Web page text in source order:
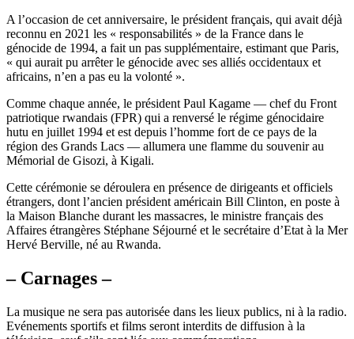
A l’occasion de cet anniversaire, le président français, qui avait déjà
reconnu en 2021 les « responsabilités » de la France dans le
génocide de 1994, a fait un pas supplémentaire, estimant que Paris,
« qui aurait pu arrêter le génocide avec ses alliés occidentaux et
africains, n’en a pas eu la volonté ».
Comme chaque année, le président Paul Kagame — chef du Front
patriotique rwandais (FPR) qui a renversé le régime génocidaire
hutu en juillet 1994 et est depuis l’homme fort de ce pays de la
région des Grands Lacs — allumera une flamme du souvenir au
Mémorial de Gisozi, à Kigali.
Cette cérémonie se déroulera en présence de dirigeants et officiels
étrangers, dont l’ancien président américain Bill Clinton, en poste à
la Maison Blanche durant les massacres, le ministre français des
Affaires étrangères Stéphane Séjourné et le secrétaire d’Etat à la Mer
Hervé Berville, né au Rwanda.
– Carnages –
La musique ne sera pas autorisée dans les lieux publics, ni à la radio.
Evénements sportifs et films seront interdits de diffusion à la